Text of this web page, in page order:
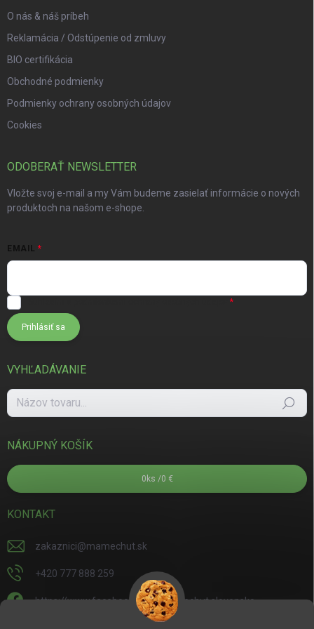
O nás & náš príbeh
Reklamácia / Odstúpenie od zmluvy
BIO certifikácia
Obchodné podmienky
Podmienky ochrany osobných údajov
Cookies
ODOBERAŤ NEWSLETTER
Vložte svoj e-mail a my Vám budeme zasielať informácie o nových
produktoch na našom e-shope.
EMAIL
Prihlásiť sa
VYHĽADÁVANIE
Hľadať
NÁKUPNÝ KOŠÍK
0 ks /0 €
KONTAKT
zakaznici@mamechut.sk
+420 777 888 259
https://www.facebook.com/mamechut.slovensko